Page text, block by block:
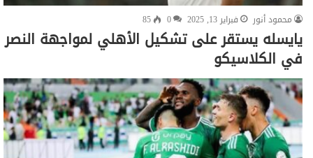
محمود أنور
فبراير 13, 2025 0
85
يايسله يستقر على تشكيل الأهلي لمواجهة النصر
في الكلاسيكو